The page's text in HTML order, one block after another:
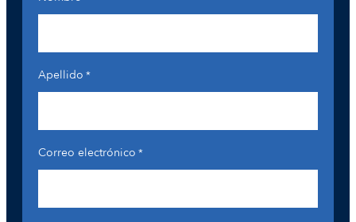
Apellido *
Correo electrónico *